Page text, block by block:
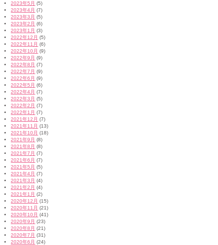
2023年5月 (5)
2023年4月 (7)
2023年3月 (5)
2023年2月 (6)
2023年1月 (3)
2022年12月 (5)
2022年11月 (6)
2022年10月 (9)
2022年9月 (9)
2022年8月 (7)
2022年7月 (9)
2022年6月 (9)
2022年5月 (6)
2022年4月 (7)
2022年3月 (5)
2022年2月 (7)
2022年1月 (7)
2021年12月 (7)
2021年11月 (13)
2021年10月 (18)
2021年9月 (8)
2021年8月 (8)
2021年7月 (7)
2021年6月 (7)
2021年5月 (5)
2021年4月 (7)
2021年3月 (4)
2021年2月 (4)
2021年1月 (2)
2020年12月 (15)
2020年11月 (21)
2020年10月 (41)
2020年9月 (23)
2020年8月 (21)
2020年7月 (31)
2020年6月 (24)